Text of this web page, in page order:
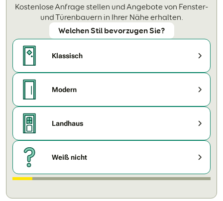
Kostenlose Anfrage stellen und Angebote von Fenster-
und Türenbauern in Ihrer Nähe erhalten.
Welchen Stil bevorzugen Sie?
Klassisch
Modern
Landhaus
Weiß nicht